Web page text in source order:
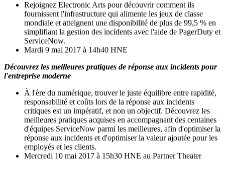
Rejoignez Electronic Arts pour découvrir comment ils
fournissent l'infrastructure qui alimente les jeux de classe
mondiale et atteignent une disponibilité de plus de 99,5 % en
simplifiant la gestion des incidents avec l'aide de PagerDuty et
ServiceNow.
Mardi 9 mai 2017 à 14h40 HNE
Découvrez les meilleures pratiques de réponse aux incidents pour
l'entreprise moderne
À l'ère du numérique, trouver le juste équilibre entre rapidité,
responsabilité et coûts lors de la réponse aux incidents
critiques est un impératif, et non un objectif. Découvrez les
meilleures pratiques acquises en accompagnant des centaines
d'équipes ServiceNow parmi les meilleures, afin d'optimiser la
réponse aux incidents et d'optimiser la valeur ajoutée pour les
employés et les clients.
Mercredi 10 mai 2017 à 15h30 HNE au Partner Theater